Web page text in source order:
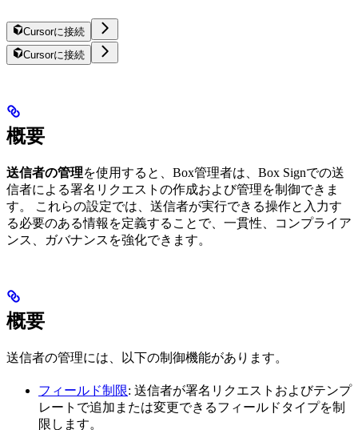
Cursorに接続
Cursorに接続
概要
送信者の管理を使用すると、Box管理者は、Box Signでの送
信者による署名リクエストの作成および管理を制御できま
す。 これらの設定では、送信者が実行できる操作と入力す
る必要のある情報を定義することで、一貫性、コンプライア
ンス、ガバナンスを強化できます。
概要
送信者の管理には、以下の制御機能があります。
フィールド制限: 送信者が署名リクエストおよびテンプ
レートで追加または変更できるフィールドタイプを制
限します。